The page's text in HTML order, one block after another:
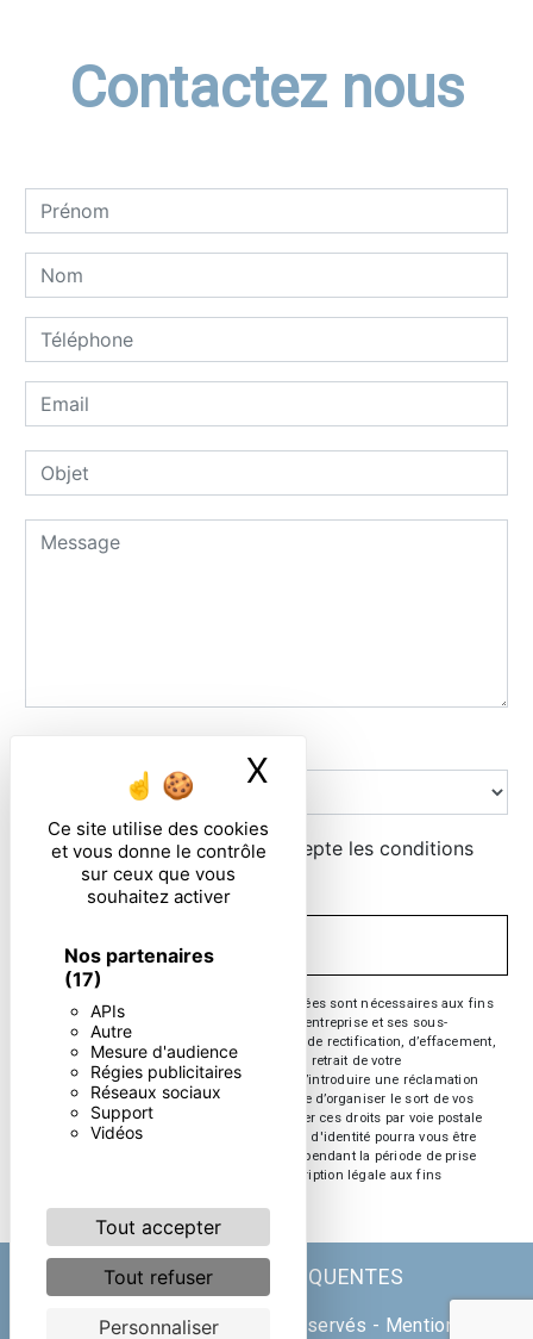
Ce site utilise des cookies
et vous donne le contrôle
sur ceux que vous
souhaitez activer
Nos partenaires
(17)
APIs
Autre
Mesure d'audience
Régies publicitaires
Réseaux sociaux
Support
Vidéos
Tout accepter
Tout refuser
Personnaliser
X Masquer le
Contactez nous
En cochant cette case, j'accepte les conditions
particulières ci-dessous **
** Les données personnelles communiquées sont nécessaires aux fins
de vous contacter. Elles sont destinées à l'entreprise et ses sous-
traitants. Vous disposez de droits d’accès, de rectification, d’effacement,
de portabilité, de limitation, d’opposition, de retrait de votre
consentement à tout moment et du droit d’introduire une réclamation
auprès d’une autorité de contrôle, ainsi que d’organiser le sort de vos
données post-mortem. Vous pouvez exercer ces droits par voie postale
ou par courrier électronique. Un justificatif d'identité pourra vous être
demandé. Nous conservons vos données pendant la période de prise
de contact puis pendant la durée de prescription légale aux fins
RECHERCHES FRÉQUENTES
Vistalid- 2026 - Tous droits réservés - Mentions